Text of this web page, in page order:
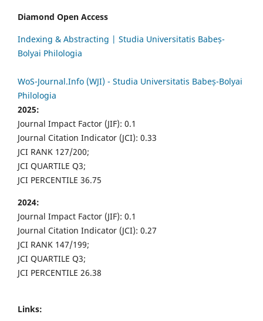
Diamond Open Access
Indexing & Abstracting | Studia Universitatis Babeș-
Bolyai Philologia
WoS-Journal.Info (WJI) - Studia Universitatis Babeș-Bolyai
Philologia
2025:
Journal Impact Factor (JIF): 0.1
Journal Citation Indicator (JCI): 0.33
JCI RANK 127/200;
JCI QUARTILE Q3;
JCI PERCENTILE 36.75
2024:
Journal Impact Factor (JIF): 0.1
Journal Citation Indicator (JCI): 0.27
JCI RANK 147/199;
JCI QUARTILE Q3;
JCI PERCENTILE 26.38
Links: